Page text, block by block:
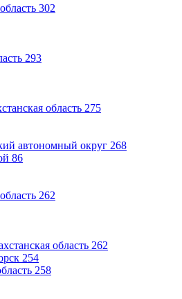
302
293
область 275
автономный округ 268
86
262
область 262
254
258